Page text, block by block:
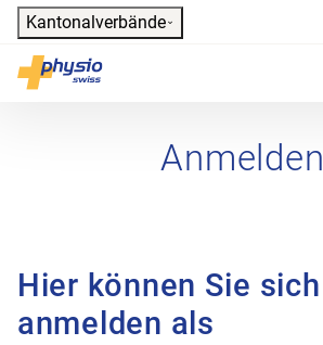
Header
Kantonalverbände
Physioswiss
Hauptnavigation
Anmelden
Hier können Sie sich
anmelden als